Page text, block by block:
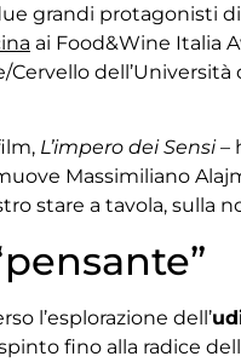
grandi
ai Food&Wine Italia
L’impero dei Sensi–
Massimiliano
stare a tavola, sulla
l’esplorazione dell’
fino alla radice